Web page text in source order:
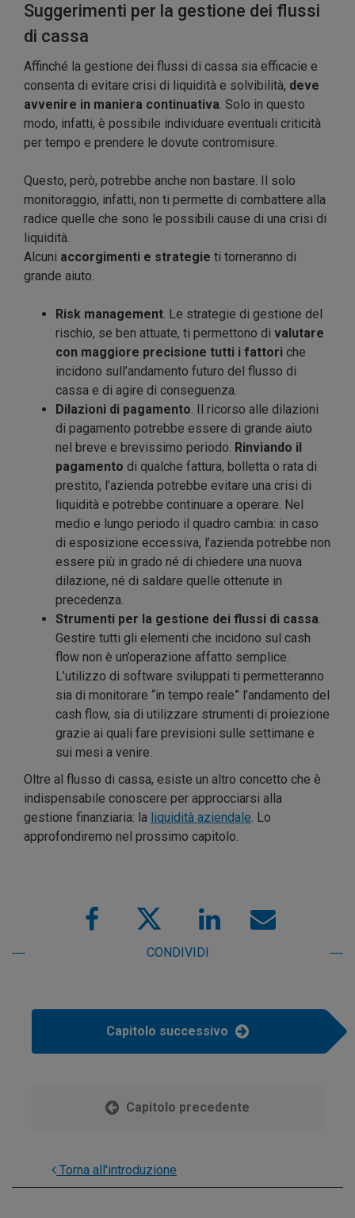
Suggerimenti per la gestione dei flussi
di cassa
Affinché la gestione dei flussi di cassa sia efficacie e
consenta di evitare crisi di liquidità e solvibilità, deve
avvenire in maniera continuativa. Solo in questo
modo, infatti, è possibile individuare eventuali criticità
per tempo e prendere le dovute contromisure.
Questo, però, potrebbe anche non bastare. Il solo
monitoraggio, infatti, non ti permette di combattere alla
radice quelle che sono le possibili cause di una crisi di
liquidità.
Alcuni accorgimenti e strategie ti torneranno di
grande aiuto.
Risk management. Le strategie di gestione del
rischio, se ben attuate, ti permettono di valutare
con maggiore precisione tutti i fattori che
incidono sull’andamento futuro del flusso di
cassa e di agire di conseguenza.
Dilazioni di pagamento. Il ricorso alle dilazioni
di pagamento potrebbe essere di grande aiuto
nel breve e brevissimo periodo. Rinviando il
pagamento di qualche fattura, bolletta o rata di
prestito, l’azienda potrebbe evitare una crisi di
liquidità e potrebbe continuare a operare. Nel
medio e lungo periodo il quadro cambia: in caso
di esposizione eccessiva, l’azienda potrebbe non
essere più in grado né di chiedere una nuova
dilazione, né di saldare quelle ottenute in
precedenza.
Strumenti per la gestione dei flussi di cassa.
Gestire tutti gli elementi che incidono sul cash
flow non è un’operazione affatto semplice.
L’utilizzo di software sviluppati ti permetteranno
sia di monitorare “in tempo reale” l’andamento del
cash flow, sia di utilizzare strumenti di proiezione
grazie ai quali fare previsioni sulle settimane e
sui mesi a venire.
Oltre al flusso di cassa, esiste un altro concetto che è
indispensabile conoscere per approcciarsi alla
gestione finanziaria: la liquidità aziendale. Lo
approfondiremo nel prossimo capitolo.
CONDIVIDI
Capitolo successivo
Capitolo precedente
Torna all'introduzione